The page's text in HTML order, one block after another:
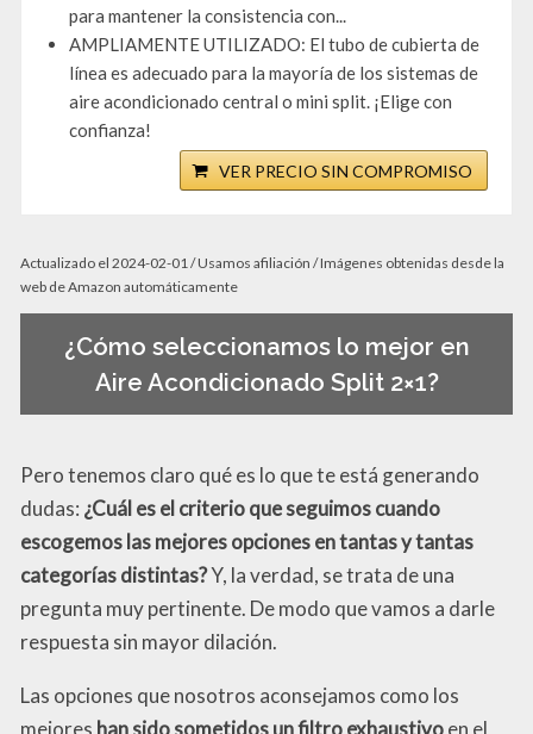
para mantener la consistencia con...
AMPLIAMENTE UTILIZADO: El tubo de cubierta de
línea es adecuado para la mayoría de los sistemas de
aire acondicionado central o mini split. ¡Elige con
confianza!
VER PRECIO SIN COMPROMISO
Actualizado el 2024-02-01 / Usamos afiliación / Imágenes obtenidas desde la
web de Amazon automáticamente
¿Cómo seleccionamos lo mejor en
Aire Acondicionado Split 2×1?
Pero tenemos claro qué es lo que te está generando
dudas: ¿Cuál es el criterio que seguimos cuando
escogemos las mejores opciones en tantas y tantas
categorías distintas?Y, la verdad, se trata de una
pregunta muy pertinente. De modo que vamos a darle
respuesta sin mayor dilación.
Las opciones que nosotros aconsejamos como los
mejores han sido sometidos un filtro exhaustivoen el